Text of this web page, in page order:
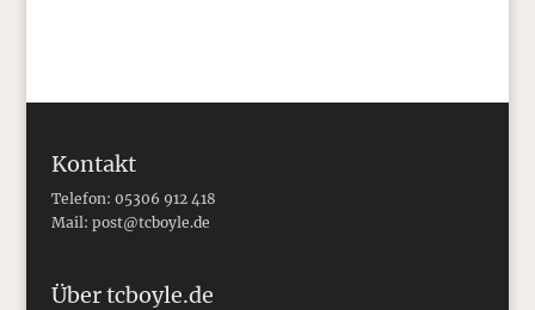
Kontakt
Telefon: 05306 912 418
Mail: post@tcboyle.de
Über tcboyle.de